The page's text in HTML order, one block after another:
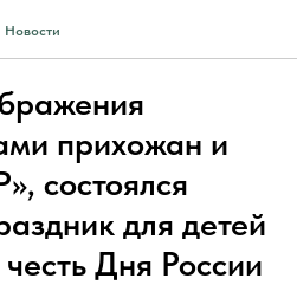
Новости
прихожан и
состоялся
для детей
Дня России